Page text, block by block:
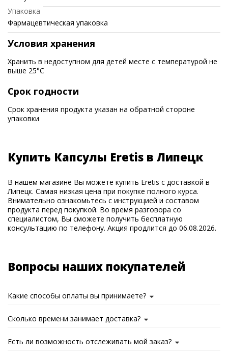
Упаковка
Фармацевтическая упаковка
Условия хранения
Хранить в недоступном для детей месте с температурой не
выше 25°C
Срок годности
Срок хранения продукта указан на обратной стороне
упаковки
Купить Капсулы Eretis в Липецк
В нашем магазине Вы можете купить Eretis с доставкой в
Липецк. Самая низкая цена при покупке полного курса.
Внимательно ознакомьтесь с инструкцией и составом
продукта перед покупкой. Во время разговора со
специалистом, Вы сможете получить бесплатную
консультацию по телефону. Акция продлится до 06.08.2026.
Вопросы наших покупателей
Какие способы оплаты вы принимаете?
Сколько времени занимает доставка?
Есть ли возможность отслеживать мой заказ?